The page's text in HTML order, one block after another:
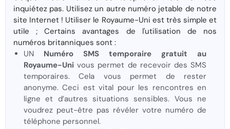
inquiétez pas. Utilisez un autre numéro jetable de notre
site Internet ! Utiliser le Royaume-Uni est très simple et
utile ; Certains avantages de l'utilisation de nos
numéros britanniques sont :
UN Numéro SMS temporaire gratuit au
Royaume-Uni vous permet de recevoir des SMS
temporaires. Cela vous permet de rester
anonyme. Ceci est vital pour les rencontres en
ligne et d’autres situations sensibles. Vous ne
voudrez peut-être pas révéler votre numéro de
téléphone personnel.